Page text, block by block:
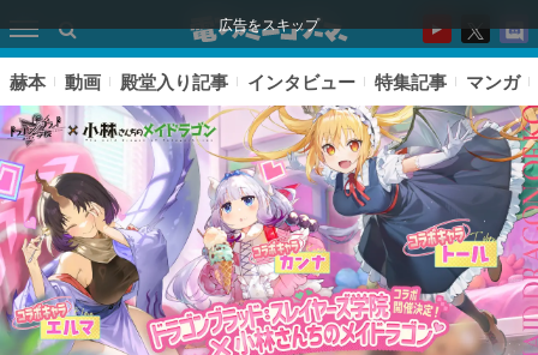
広告をスキップ
赫本 動画 殿堂入り記事 インタビュー 特集記事 マンガ